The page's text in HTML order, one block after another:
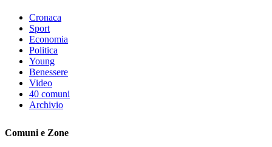
Cronaca
Sport
Economia
Politica
Young
Benessere
Video
40 comuni
Archivio
Comuni e Zone